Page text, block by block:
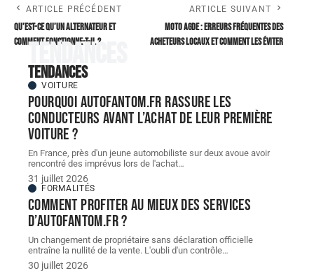
ARTICLE PRÉCÉDENT
Qu’est-ce qu’un alternateur et
comment fonctionne-t-il ?
ARTICLE SUIVANT
Moto Agde : erreurs fréquentes des
acheteurs locaux et comment les éviter
Tendances
Tendances
VOITURE
Pourquoi autofantom.fr rassure les
conducteurs avant l’achat de leur première
voiture ?
En France, près d'un jeune automobiliste sur deux avoue avoir
rencontré des imprévus lors de l'achat…
31 juillet 2026
FORMALITÉS
Comment profiter au mieux des services
d’autofantom.fr ?
Un changement de propriétaire sans déclaration officielle
entraîne la nullité de la vente. L'oubli d'un contrôle…
30 juillet 2026